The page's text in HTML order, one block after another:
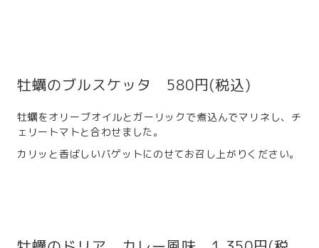
牡蠣のブルスケッタ 580円(税込)
牡蠣をオリーブオイルとガーリックで煮込んでマリネし、チ
ェリートマトと合わせました。
カリッと香ばしいバゲットにのせてお召し上がりください。